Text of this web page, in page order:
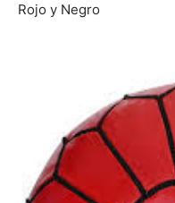
Rojo y Negro